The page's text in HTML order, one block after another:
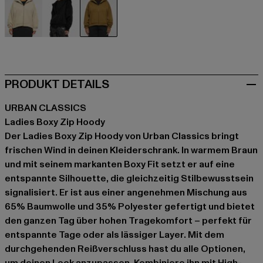
PRODUKT DETAILS
URBAN CLASSICS
Ladies Boxy Zip Hoody
Der Ladies Boxy Zip Hoody von Urban Classics bringt
frischen Wind in deinen Kleiderschrank. In warmem Braun
und mit seinem markanten Boxy Fit setzt er auf eine
entspannte Silhouette, die gleichzeitig Stilbewusstsein
signalisiert. Er ist aus einer angenehmen Mischung aus
65% Baumwolle und 35% Polyester gefertigt und bietet
den ganzen Tag über hohen Tragekomfort – perfekt für
entspannte Tage oder als lässiger Layer. Mit dem
durchgehenden Reißverschluss hast du alle Optionen,